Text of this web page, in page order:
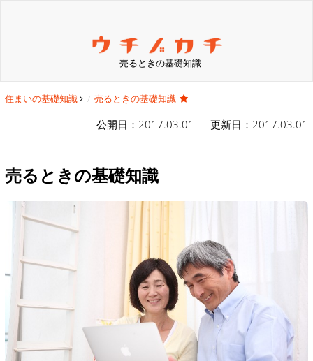
売るときの基礎知識
住まいの基礎知識 売るときの基礎知識
公開日：2017.03.01 更新日：2017.03.01
売るときの基礎知識